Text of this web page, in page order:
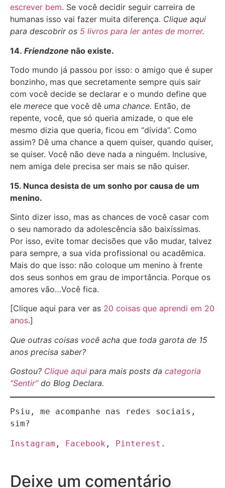
escrever bem. Se você decidir seguir carreira de
humanas isso vai fazer muita diferença. Clique aqui
para descobrir os 5 livros para ler antes de morrer.
14. Friendzone não existe.
Todo mundo já passou por isso: o amigo que é super
bonzinho, mas que secretamente sempre quis sair
com você decide se declarar e o mundo define que
ele merece que você dê uma chance. Então, de
repente, você, que só queria amizade, o que ele
mesmo dizia que queria, ficou em “dívida”. Como
assim? Dê uma chance a quem quiser, quando quiser,
se quiser. Você não deve nada a ninguém. Inclusive,
nem amiga dele precisa ser mais se não quiser.
15. Nunca desista de um sonho por causa de um
menino.
Sinto dizer isso, mas as chances de você casar com
o seu namorado da adolescência são baixíssimas.
Por isso, evite tomar decisões que vão mudar, talvez
para sempre, a sua vida profissional ou acadêmica.
Mais do que isso: não coloque um menino à frente
dos seus sonhos em grau de importância. Porque os
amores vão…Você fica.
[Clique aqui para ver as 20 coisas que aprendi em 20
anos.]
Que outras coisas você acha que toda garota de 15
anos precisa saber?
Gostou? Clique aqui para mais posts da categoria
“Sentir”do Blog Declara.
Psiu, me acompanhe nas redes sociais,
Instagram , Facebook , Pinterest .
Deixe um comentário